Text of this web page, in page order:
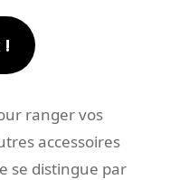
!
ranger vos
accessoires
se distingue par